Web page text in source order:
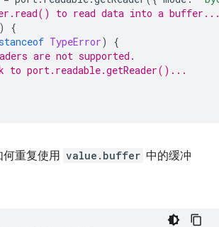
to read data into a
)
{
TypeError)
{
are not supported.
to port.readable.getReader()...
重复使用 value.buffer 中的缓冲